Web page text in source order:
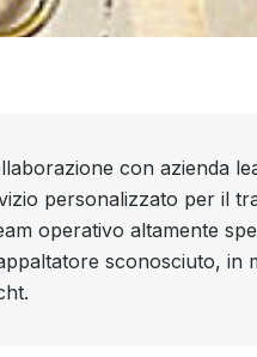
con azienda
personalizzato per il
operativo altamente
sconosciuto,